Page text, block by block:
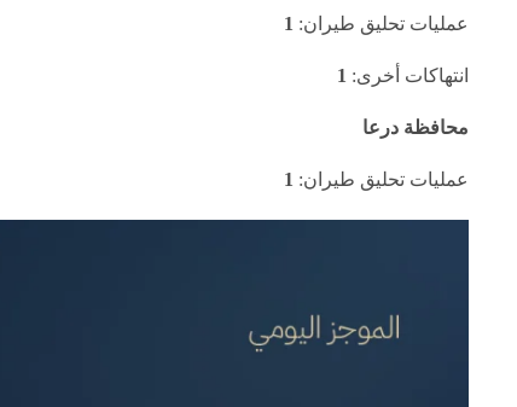
عمليات تحليق طيران: 1
انتهاكات أخرى:
محافظة درعا
عمليات تحليق طيران: 1